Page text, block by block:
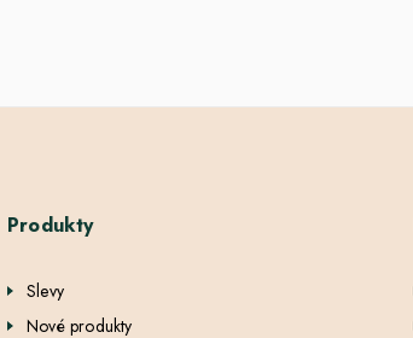
Produkty
Slevy
Nové produkty